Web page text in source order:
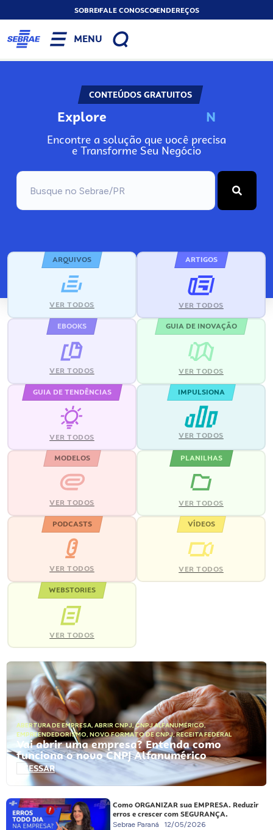
SOBREFALE CONOSCOENDEREÇOS
MENU
CONTEÚDOS GRATUITOS
Explore N
Encontre a solução que você precisa
e Transforme Seu Negócio
ARQUIVOS
VER TODOS
ARTIGOS
VER TODOS
EBOOKS
VER TODOS
GUIA DE INOVAÇÃO
VER TODOS
GUIA DE TENDÊNCIAS
VER TODOS
IMPULSIONA
VER TODOS
MODELOS
VER TODOS
PLANILHAS
VER TODOS
PODCASTS
VER TODOS
VÍDEOS
VER TODOS
WEBSTORIES
VER TODOS
ABERTURA DE EMPRESA, ABRIR CNPJ,CNPJ ALFANUMÉRICO,
EMPREENDEDORISMO, NOVO FORMATO DE CNPJ,RECEITA FEDERAL
Vai abrir uma empresa? Entenda como
funciona o novo CNPJ Alfanumérico
ACESSAR
Como ORGANIZAR sua EMPRESA. Reduzir
erros e crescer com SEGURANÇA.
Sebrae Paraná 12/05/2026